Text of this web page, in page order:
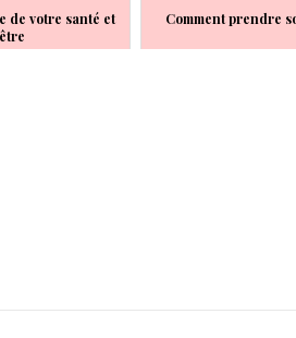
de votre santé et
Comment prendre